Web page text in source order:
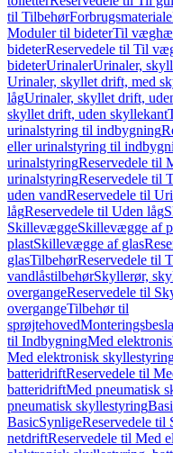
til TilbehørForbrugsmateriale
Moduler til bideterTil
bideterReservedele til Til
bideterUrinalerUrinaler,
Urinaler, skyllet drift, med
lågUrinaler, skyllet drift,
skyllet drift, uden skyllekant
urinalstyring til indbygning
eller urinalstyring til
urinalstyringReservedele til
urinalstyringReservedele til
uden vandReservedele til
lågReservedele til Uden låg
SkillevæggeSkillevægge af
plastSkillevægge af glas
glasTilbehørReservedele til
vandlåstilbehørSkyllerør,
overgangeReservedele til
overgangeTilbehør til
sprøjtehoved
til IndbygningMed
Med elektronisk
batteridriftReservedele til
batteridriftMed pneumatisk
pneumatisk skyllestyring
BasicSynligeReservedele til
netdriftReservedele til Med